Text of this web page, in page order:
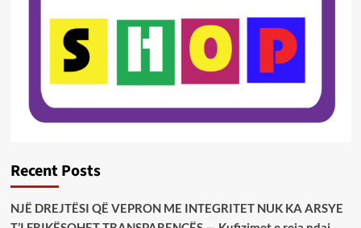
Recent Posts
NJË DREJTËSI QË VEPRON ME INTEGRITET NUK KA ARSYE